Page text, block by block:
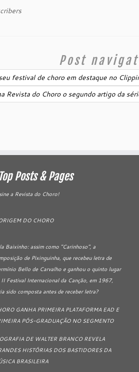
Post
festival de choro em destaque no
Revista do Choro o segundo artigo da
Top Posts & Pages
a Revista do Choro!
DO CHORO
Baixinho: assim como "Carinhoso", a
de Pixinguinha, que recebeu letra de
Bello de Carvalho e ganhou o quinto lugar
II Festival Internacional da Canção, em 1967,
sido composta antes de receber letra?
GANHA PRIMEIRA PLATAFORMA EAD E
PÓS-GRADUAÇÃO NO SEGMENTO
DE WALTER BRANCO REVELA
HISTÓRIAS DOS BASTIDORES DA
BRASILEIRA